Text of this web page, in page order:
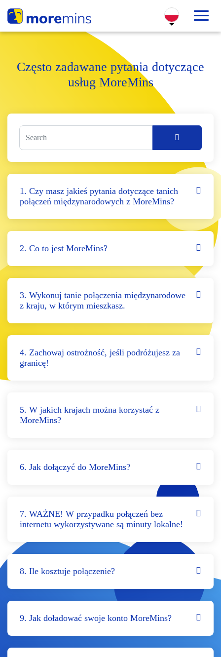
Często zadawane pytania dotyczące
usług MoreMins
1. Czy masz jakieś pytania dotyczące tanich
połączeń międzynarodowych z MoreMins?
2. Co to jest MoreMins?
3. Wykonuj tanie połączenia międzynarodowe
z kraju, w którym mieszkasz.
4. Zachowaj ostrożność, jeśli podróżujesz za
granicę!
5. W jakich krajach można korzystać z
MoreMins?
6. Jak dołączyć do MoreMins?
7. WAŻNE! W przypadku połączeń bez
internetu wykorzystywane są minuty lokalne!
8. Ile kosztuje połączenie?
9. Jak doładować swoje konto MoreMins?